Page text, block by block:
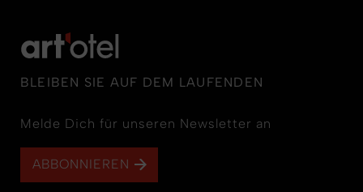
BLEIBEN SIE AUF DEM LAUFENDEN
Melde Dich für unseren Newsletter an
ABBONNIEREN